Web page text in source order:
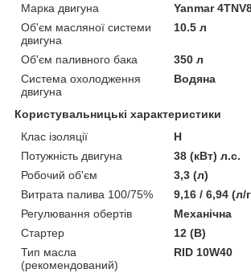
Марка двигуна
Yanmar
Об'єм масляної системи
двигуна
10.5 л
Об'єм паливного бака
350 л
Система охолодження
двигуна
Водяна
Користувальницькі характеристики
Клас ізоляції
Н
Потужність двигуна
38 (кВт) л.с.
Робочий об'єм
3,3 (л)
Витрата палива 100/75%
9,16 / 6,94 (л/
Регулювання обертів
Механічна
Стартер
12 (В)
Тип масла
(рекомендований)
RID 10W40